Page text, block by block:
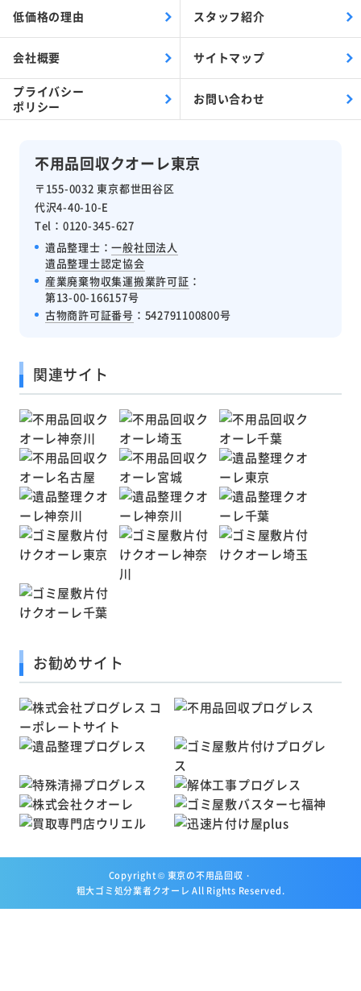
不用品回収クオーレ東京
〒155-0032 東京都世田谷区
代沢4-40-10-E
Tel：0120-345-627
遺品整理士：一般社団法人
遺品整理士認定協会
産業廃棄物収集運搬業許可証 ：
第13-00-166157号
古物商許可証番号 ：542791100800号
低価格の理由 スタッフ紹介
会社概要 サイトマップ
プライバシー
ポリシー
お問い合わせ
関連サイト
お勧めサイト
Copyright © 東京の不用品回収・
粗大ゴミ処分業者クオーレ All Rights Reserved.